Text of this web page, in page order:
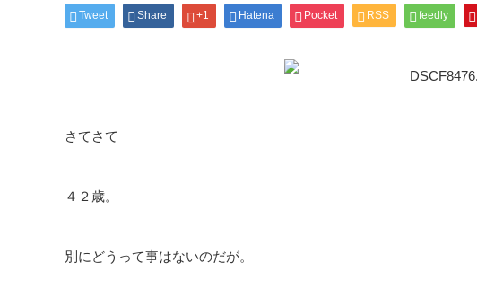
Tweet Share +1 Hatena Pocket RSS feedly
さてさて
４２歳。
別にどうって事はないのだが。